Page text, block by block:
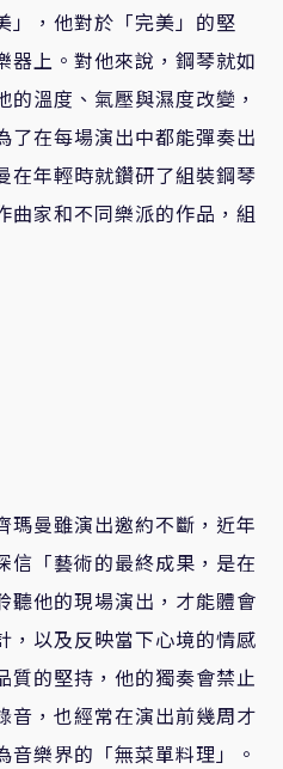
」，他對於「完美」的堅
器上。對他來說，鋼琴就如
溫度、氣壓與濕度改變，
了在每場演出中都能彈奏出
在年輕時就鑽研了組裝鋼琴
曲家和不同樂派的作品，組
瑪曼雖演出邀約不斷，近年
信「藝術的最終成果，是在
聽他的現場演出，才能體會
，以及反映當下心境的情感
質的堅持，他的獨奏會禁止
音，也經常在演出前幾周才
樂界的「無菜單料理」。